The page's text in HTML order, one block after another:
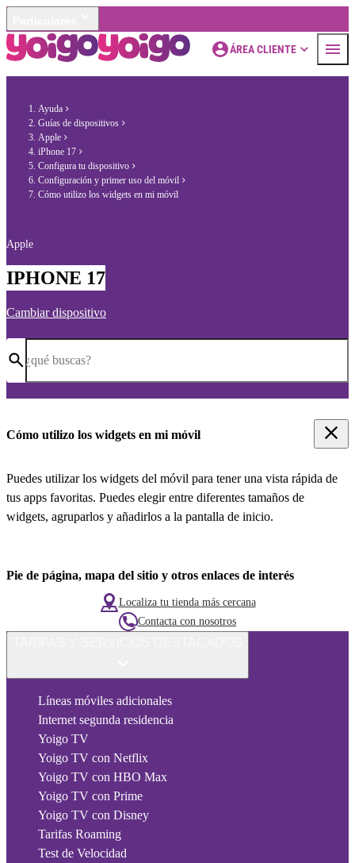
ÁREA CLIENTE
Ayuda
Guías de dispositivos
Apple
iPhone 17
Configura tu dispositivo
Configuración y primer uso del móvil
Cómo utilizo los widgets en mi móvil
Apple
IPHONE 17
Cambiar dispositivo
¿qué buscas?
Cómo utilizo los widgets en mi móvil
Puedes utilizar los widgets del móvil para tener una vista rápida de
tus apps favoritas. Puedes elegir entre diferentes tamaños de
widgets, agruparlos y añadirlos a la pantalla de inicio.
Pie de página, mapa del sitio y otros enlaces de interés
Localiza tu tienda más cercana
Contacta con nosotros
Líneas móviles adicionales
Internet segunda residencia
Yoigo TV
Yoigo TV con Netflix
Yoigo TV con HBO Max
Yoigo TV con Prime
Yoigo TV con Disney
Tarifas Roaming
Test de Velocidad